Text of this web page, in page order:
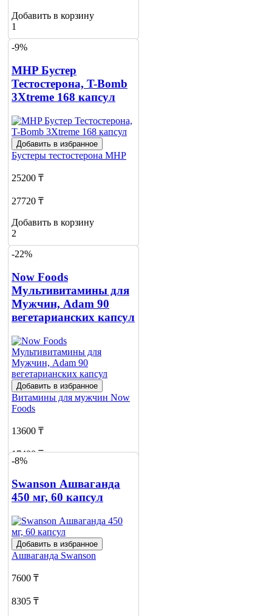
Добавить в корзину
1
-9%
MHP Бустер
Тестостерона, T-Bomb
3Xtreme 168 капсул
Добавить в избранное
Бустеры тестостерона MHP
25200 ₸
27720 ₸
Добавить в корзину
2
-22%
Now Foods
Мультивитамины для
Мужчин, Adam 90
вегетарианских капсул
Добавить в избранное
Витамины для мужчин Now
Foods
13600 ₸
17400 ₸
-8%
Swanson Ашваганда
450 мг, 60 капсул
Добавить в избранное
Ашваганда Swanson
7600 ₸
8305 ₸